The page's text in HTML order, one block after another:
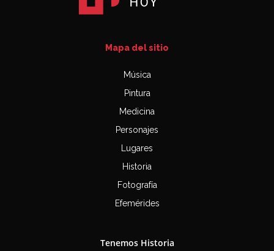
Mapa del sitio
Música
Pintura
Medicina
Personajes
Lugares
Historia
Fotografía
Efemérides
Tenemos Historia